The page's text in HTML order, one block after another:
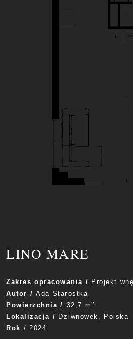
LINO MARE
Zakres opracowania / Projekt
Autor / Ada Starostka
Powierzchnia / 32,7 m2
Lokalizacja / Dziwnówek , Polska
Rok / 2024